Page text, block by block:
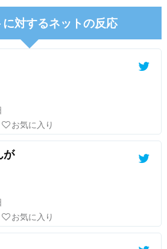
に対するネットの反応
お気に入り
が
お気に入り